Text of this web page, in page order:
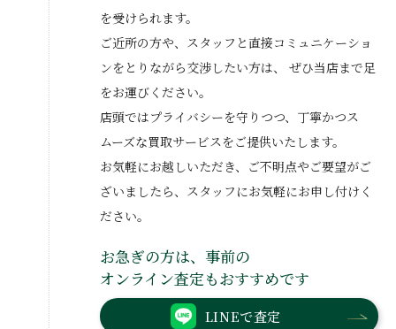
を受けられます。
ご近所の方や、スタッフと直接コミュニケーショ
ンをとりながら交渉したい方は、
ぜひ当店まで足
をお運びください。
店頭ではプライバシーを守りつつ、丁寧かつス
ムーズな買取サービスをご提供いたします。
お気軽にお越しいただき、ご不明点やご要望がご
ざいましたら、スタッフにお気軽にお申し付けく
ださい。
お急ぎの方は、事前の
オンライン査定もおすすめです
LINEで査定